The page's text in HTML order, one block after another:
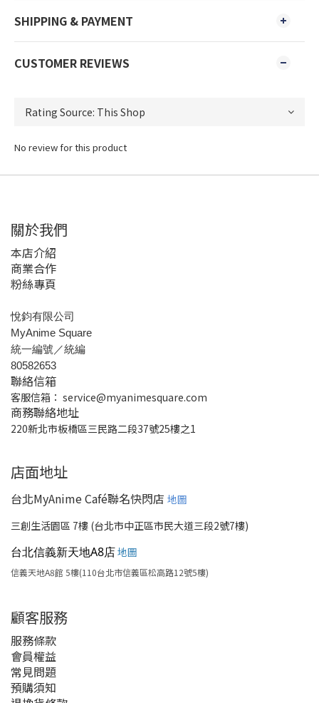
SHIPPING & PAYMENT
CUSTOMER REVIEWS
No review for this product
關於我們
本店介紹
商業合作
粉絲專頁
悅鈞有限公司
MyAnime Square
統一編號／統編
80582653
聯絡信箱
客服信箱： service@myanimesquare.com
商務聯絡地址
220新北市板橋區三民路二段37號25樓之1
店面地址
台北MyAnime Café聯名快閃店 地圖
三創生活園區 7樓 (台北市中正區市民大道三段2號7樓)
台北信義新天地A8店地圖
信義天地A8館 5樓(110台北市信義區松高路12號5樓)
顧客服務
服務條款
會員權益
常見問題
預購須知